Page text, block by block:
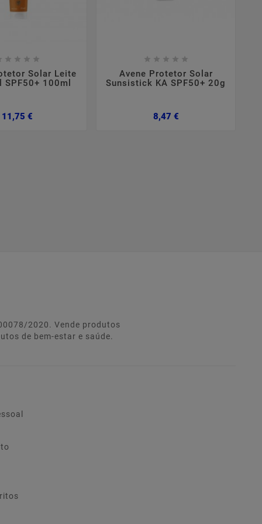
   
Solar Leite
SPF50+ 100ml
11,75 €
    
Avene Protetor Solar
Sunsistick KA SPF50+ 20g
8,47 €Preço
2020. Vende produtos
de bem-estar e saúde.